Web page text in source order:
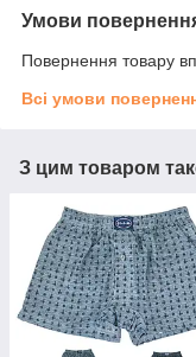
Умови
Повернення товару
Всі умови
З цим товаром